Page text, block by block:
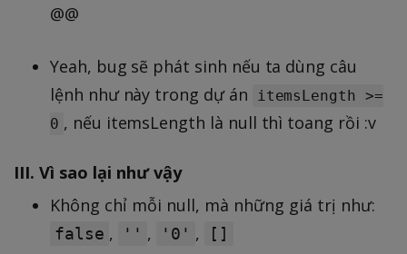
@@
Yeah, bug sẽ phát sinh nếu ta dùng câu
lệnh như này trong dự án
itemsLength >=
0 , nếu itemsLength là null thì toang rồi :v
III. Vì sao lại như vậy
Không chỉ mỗi null, mà những giá trị như:
false , '' , '0' , []